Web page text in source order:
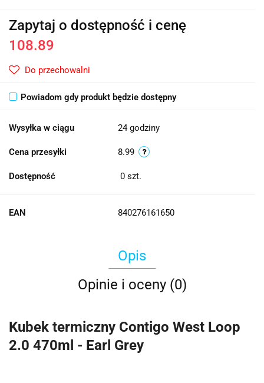
Zapytaj o dostępność i cenę
108.89
Do przechowalni
Powiadom gdy produkt będzie dostępny
Wysyłka w ciągu 24 godziny
Cena przesyłki 8.99
Dostępność 0 szt.
EAN 840276161650
Opis
Opinie i oceny (0)
Kubek termiczny Contigo West Loop
2.0 470ml - Earl Grey